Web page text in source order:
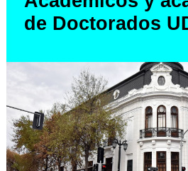
de Doctorados